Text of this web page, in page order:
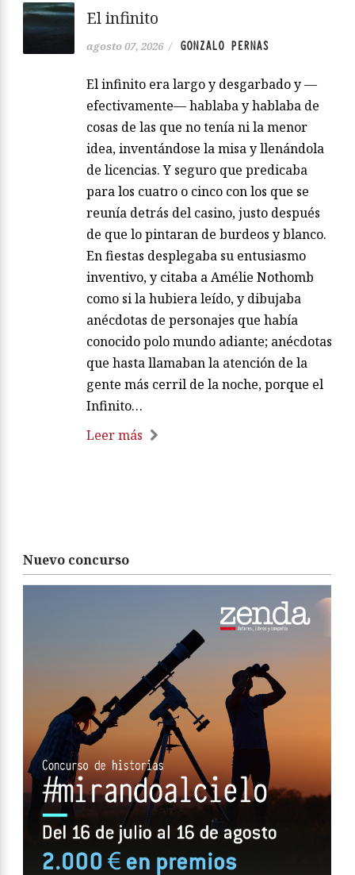
El infinito
agosto 07, 2026 / GONZALO PERNAS
El infinito era largo y desgarbado y —
efectivamente— hablaba y hablaba de
cosas de las que no tenía ni la menor
idea, inventándose la misa y llenándola
de licencias. Y seguro que predicaba
para los cuatro o cinco con los que se
reunía detrás del casino, justo después
de que lo pintaran de burdeos y blanco.
En fiestas desplegaba su entusiasmo
inventivo, y citaba a Amélie Nothomb
como si la hubiera leído, y dibujaba
anécdotas de personajes que había
conocido polo mundo adiante; anécdotas
que hasta llamaban la atención de la
gente más cerril de la noche, porque el
Infinito…
Leer más
Nuevo concurso